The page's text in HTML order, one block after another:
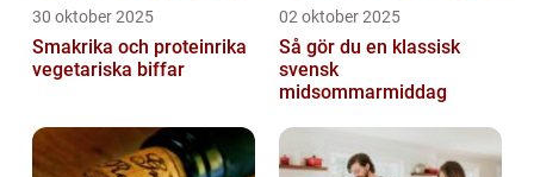
30 oktober 2025
Smakrika och proteinrika
vegetariska biffar
02 oktober 2025
Så gör du en klassisk
svensk
midsommarmiddag